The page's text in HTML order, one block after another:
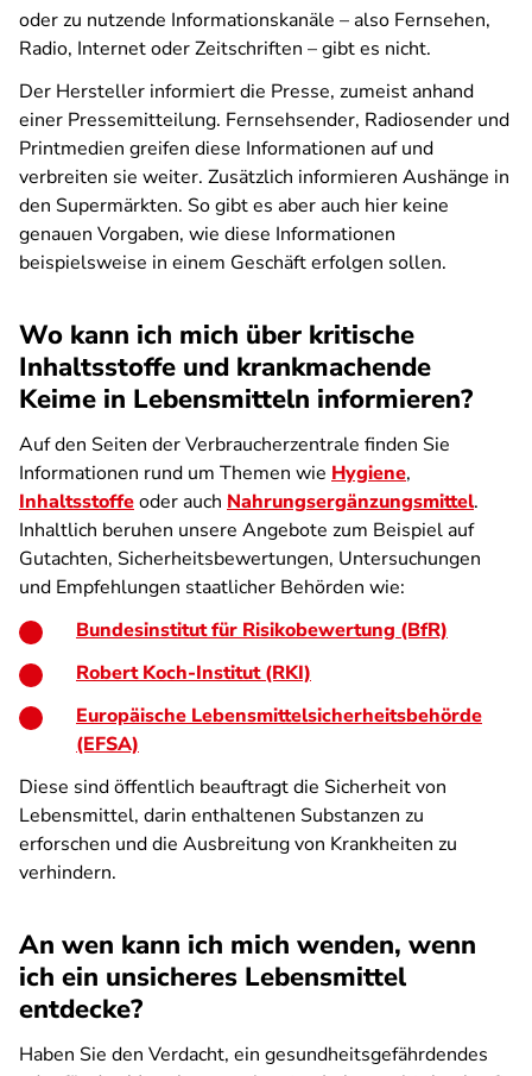
oder zu nutzende Informationskanäle – also Fernsehen,
Radio, Internet oder Zeitschriften – gibt es nicht.
Der Hersteller informiert die Presse, zumeist anhand
einer Pressemitteilung. Fernsehsender, Radiosender und
Printmedien greifen diese Informationen auf und
verbreiten sie weiter. Zusätzlich informieren Aushänge in
den Supermärkten. So gibt es aber auch hier keine
genauen Vorgaben, wie diese Informationen
beispielsweise in einem Geschäft erfolgen sollen.
Wo kann ich mich über kritische
Inhaltsstoffe und krankmachende
Keime in Lebensmitteln informieren?
Auf den Seiten der Verbraucherzentrale finden Sie
Informationen rund um Themen wie Hygiene,
Inhaltsstoffeoder auch Nahrungsergänzungsmittel.
Inhaltlich beruhen unsere Angebote zum Beispiel auf
Gutachten, Sicherheitsbewertungen, Untersuchungen
und Empfehlungen staatlicher Behörden wie:
Bundesinstitut für Risikobewertung (BfR)
Robert Koch-Institut (RKI)
Europäische Lebensmittelsicherheitsbehörde
(EFSA)
Diese sind öffentlich beauftragt die Sicherheit von
Lebensmittel, darin enthaltenen Substanzen zu
erforschen und die Ausbreitung von Krankheiten zu
verhindern.
An wen kann ich mich wenden, wenn
ich ein unsicheres Lebensmittel
entdecke?
Haben Sie den Verdacht, ein gesundheitsgefährdendes